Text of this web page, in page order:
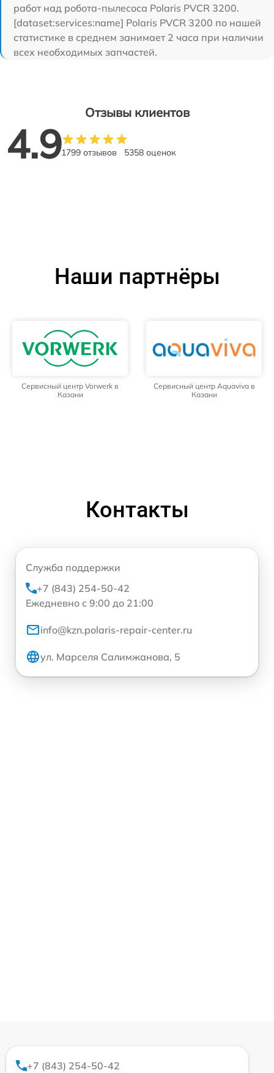
работ над робота-пылесоса Polaris PVCR 3200.
[dataset:services:name] Polaris PVCR 3200 по нашей
статистике в среднем занимает 2 часа при наличии
всех необходимых запчастей.
Отзывы клиентов
4.91799 отзывов 5358 оценок
Наши партнёры
Сервисный центр Vorwerk в
Казани
Сервисный центр Aquaviva в
Казани
Контакты
Служба поддержки
+7 (843) 254-50-42
Ежедневно с 9:00 до 21:00
info@kzn.polaris-repair-center.ru
ул. Марселя Салимжанова, 5
+7 (843) 254-50-42